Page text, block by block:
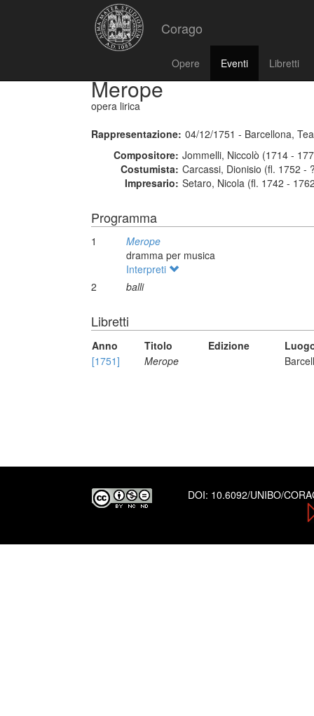
Corago
Opere Eventi Libretti
Merope
opera lirica
Rappresentazione: 04/12/1751 - Barcellona,
Compositore: Jommelli, Niccolò (1714 -
Costumista: Carcassi, Dionisio (fl. 1752 -
Impresario: Setaro, Nicola (fl. 1742 -
Programma
1
Merope
dramma per musica
Interpreti
2
balli
Libretti
Anno Titolo Edizione
[1751]
Merope
DOI: 10.6092/UNIBO/